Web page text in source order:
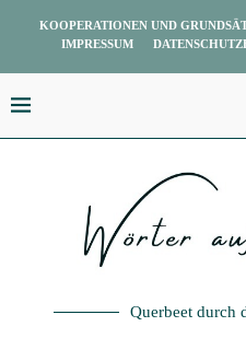
KOOPERATIONEN UND
IMPRESSUM
Querbeet durch